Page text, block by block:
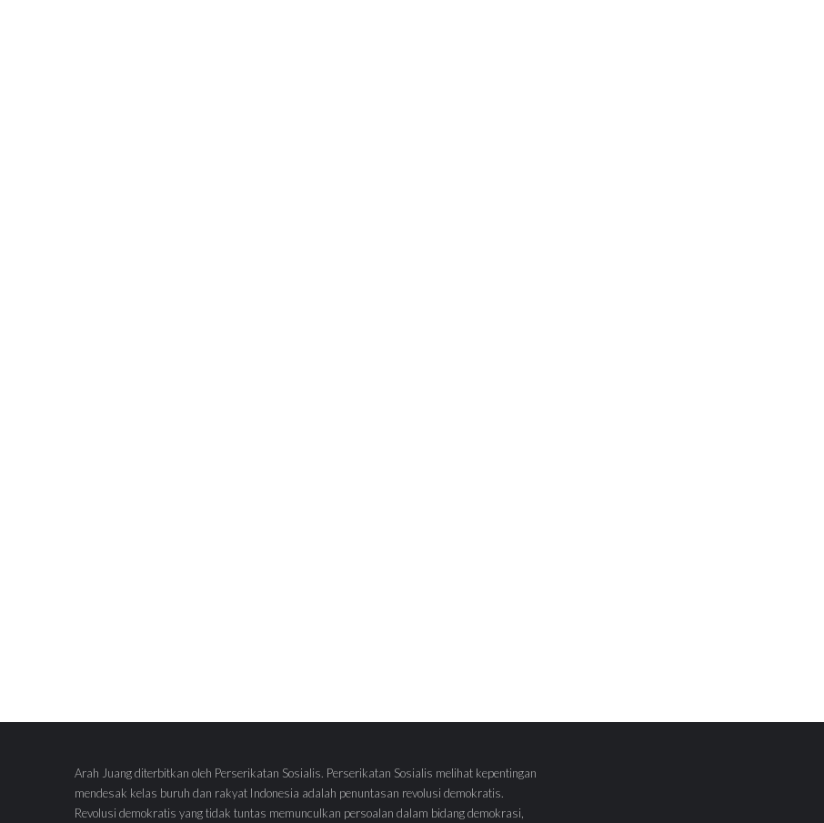
Arah Juang diterbitkan oleh Perserikatan Sosialis. Perserikatan Sosialis melihat kepentingan
mendesak kelas buruh dan rakyat Indonesia adalah penuntasan revolusi demokratis.
Revolusi demokratis yang tidak tuntas memunculkan persoalan dalam bidang demokrasi,